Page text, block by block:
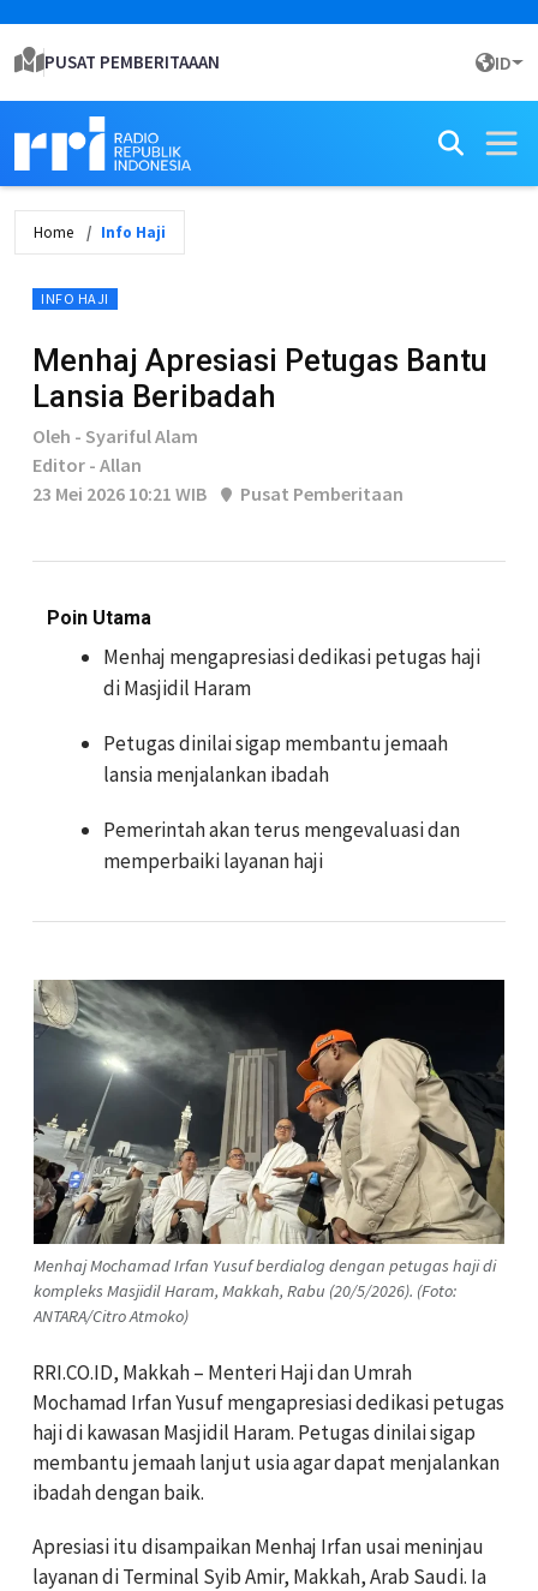
PUSAT PEMBERITAAAN ID
Home Info Haji
INFO HAJI
Menhaj Apresiasi Petugas Bantu
Lansia Beribadah
Oleh - Syariful Alam
Editor - Allan
23 Mei 2026 10:21 WIB
Pusat Pemberitaan
Poin Utama
Menhaj mengapresiasi dedikasi petugas haji
di Masjidil Haram
Petugas dinilai sigap membantu jemaah
lansia menjalankan ibadah
Pemerintah akan terus mengevaluasi dan
memperbaiki layanan haji
Menhaj Mochamad Irfan Yusuf berdialog dengan petugas haji di
kompleks Masjidil Haram, Makkah, Rabu (20/5/2026). (Foto:
ANTARA/Citro Atmoko)
RRI.CO.ID, Makkah – Menteri Haji dan Umrah
Mochamad Irfan Yusuf mengapresiasi dedikasi petugas
haji di kawasan Masjidil Haram. Petugas dinilai sigap
membantu jemaah lanjut usia agar dapat menjalankan
ibadah dengan baik.
Apresiasi itu disampaikan Menhaj Irfan usai meninjau
layanan di Terminal Syib Amir, Makkah, Arab Saudi. Ia